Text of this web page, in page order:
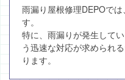
雨漏り屋根修理DEPOで
す。
特に、雨漏りが発生して
う迅速な対応が求められ
ります。